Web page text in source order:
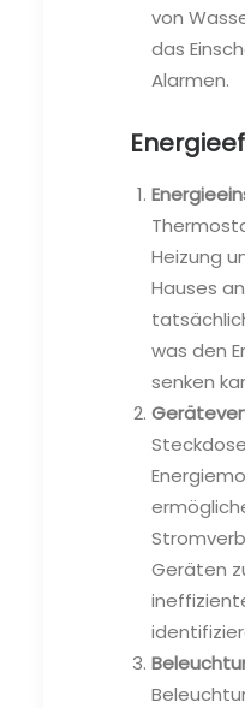
von
das
Alarmen.
Heizung
Hauses
was den
senken
Geräten